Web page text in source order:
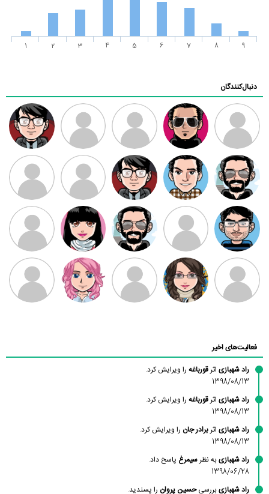
1 2 3 4 5 6 7 8 9
دنبال‌کنندگان
ممدرضا رضا کاظمی زهرا ~ ابتین
سید محمد
موسوی
مهدی فرهمند مهدی سلطانی داود رضیی
طرفدار میلی
بابی براون
کیوان کیانی
سامان راحمی امیردلتا امیروو ملیکا منتظری عارفه داستانپور
فعالیت‌های اخیر
راد شهبازی اثرقورباغه را ویرایش کرد.
1398/08/13
راد شهبازی اثرقورباغه را ویرایش کرد.
1398/08/13
راد شهبازی اثربرادر جان را ویرایش کرد.
1398/08/13
راد شهبازیبه نظرسیمرغ پاسخ داد.
1398/06/28
راد شهبازیبررسیحسین پروان را پسندید.